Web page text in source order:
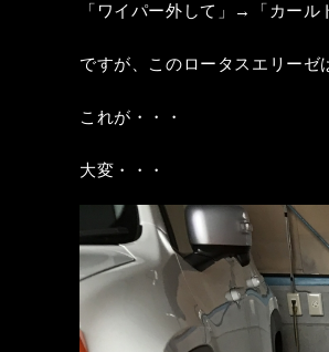
「ワイパー外して」→「カー
ですが、このロータスエリー
これが・・・
大変・・・